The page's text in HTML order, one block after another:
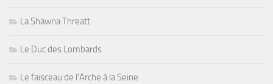
La Shawna Threatt
Le Duc des Lombards
Le faisceau de l'Arche à la Seine